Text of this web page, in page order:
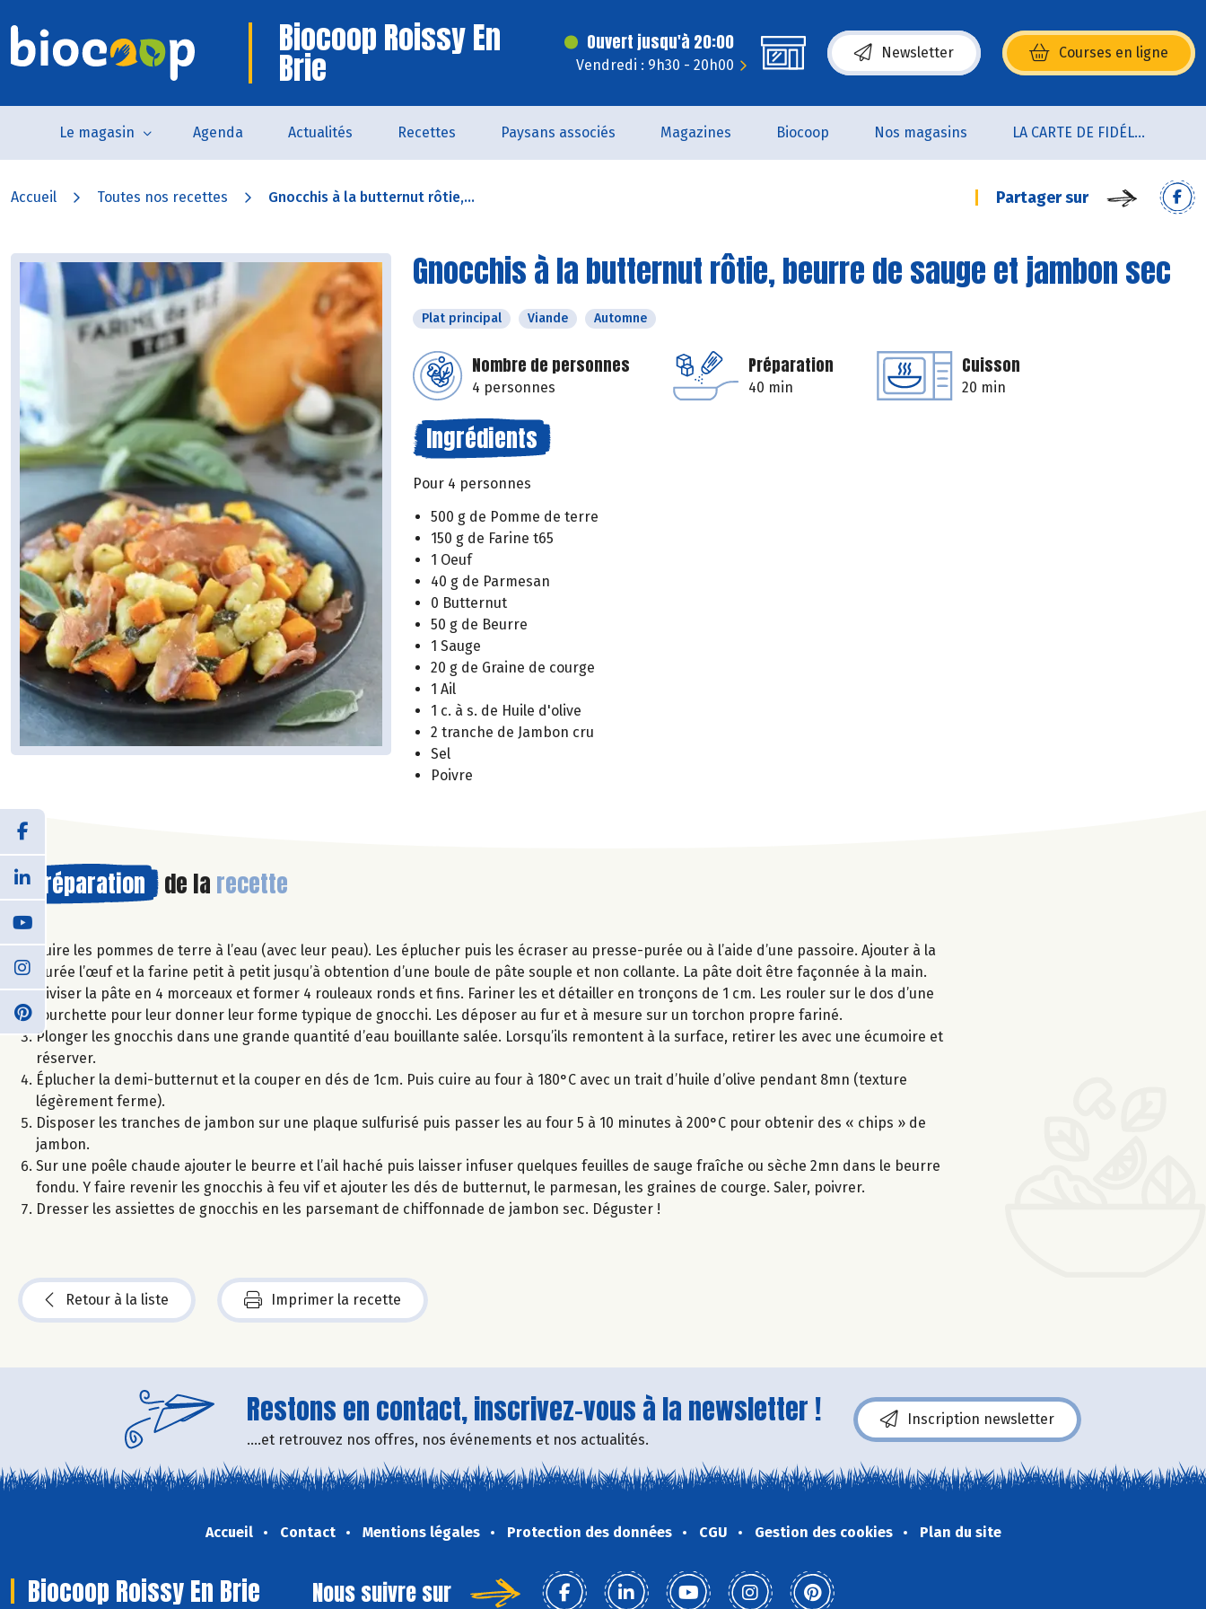
Biocoop Roissy En
Brie
Ouvert jusqu'à 20:00
Vendredi : 9h30 - 20h00
Newsletter Courses en ligne
(s’ouvre dans une nouvelle fenêtre)
Le magasin Agenda Actualités Recettes Paysans associés Magazines Biocoop Nos magasins LA CARTE DE FIDÉLITÉ
Accueil Toutes nos recettes Gnocchis à la butternut rôtie,... Partager sur
Gnocchis à la butternut rôtie, beurre de sauge et jambon sec
Plat principal Viande Automne
Nombre de personnes
4 personnes
Préparation
40 min
Cuisson
20 min
Ingrédients
Pour 4 personnes
500 g de Pomme de terre
150 g de Farine t65
1 Oeuf
40 g de Parmesan
0 Butternut
50 g de Beurre
1 Sauge
20 g de Graine de courge
1 Ail
1 c. à s. de Huile d'olive
2 tranche de Jambon cru
Sel
Poivre
Préparation de la recette
Cuire les pommes de terre à l’eau (avec leur peau). Les éplucher puis les écraser au presse-purée ou à l’aide d’une passoire. Ajouter à la
purée l’œuf et la farine petit à petit jusqu’à obtention d’une boule de pâte souple et non collante. La pâte doit être façonnée à la main.
Diviser la pâte en 4 morceaux et former 4 rouleaux ronds et fins. Fariner les et détailler en tronçons de 1 cm. Les rouler sur le dos d’une
fourchette pour leur donner leur forme typique de gnocchi. Les déposer au fur et à mesure sur un torchon propre fariné.
Plonger les gnocchis dans une grande quantité d’eau bouillante salée. Lorsqu’ils remontent à la surface, retirer les avec une écumoire et
réserver.
Éplucher la demi-butternut et la couper en dés de 1cm. Puis cuire au four à 180°C avec un trait d’huile d’olive pendant 8mn (texture
légèrement ferme).
Disposer les tranches de jambon sur une plaque sulfurisé puis passer les au four 5 à 10 minutes à 200°C pour obtenir des « chips » de
jambon.
Sur une poêle chaude ajouter le beurre et l’ail haché puis laisser infuser quelques feuilles de sauge fraîche ou sèche 2mn dans le beurre
fondu. Y faire revenir les gnocchis à feu vif et ajouter les dés de butternut, le parmesan, les graines de courge. Saler, poivrer.
Dresser les assiettes de gnocchis en les parsemant de chiffonnade de jambon sec. Déguster !
Retour à la liste Imprimer la recette
Restons en contact, inscrivez-vous à la newsletter !
....et retrouvez nos offres, nos événements et nos actualités.
Inscription newsletter
Accueil Contact Mentions légales Protection des données CGU Gestion des cookies Plan du site
Biocoop Roissy En Brie Nous suivre sur